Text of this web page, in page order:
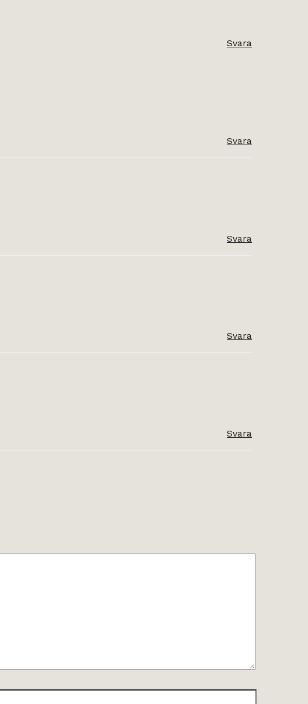
Svara
Svara
Svara
Svara
Svara